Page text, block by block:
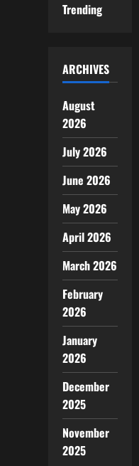
Trending
ARCHIVES
August
2026
July 2026
June 2026
May 2026
April 2026
March 2026
February
2026
January
2026
December
2025
November
2025